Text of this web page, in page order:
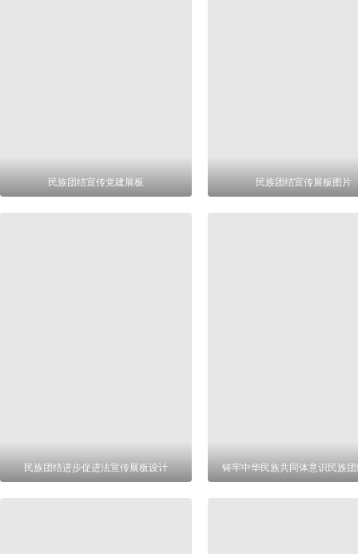
民族团结宣传党建展板 民族团结宣传展板图片
民族团结进步促进法宣传展板设计 铸牢中华民族共同体意识民族